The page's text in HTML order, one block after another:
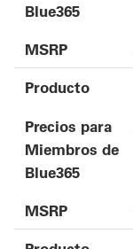
Blue365
MSRP
Producto
Precios para
Miembros de
Blue365
MSRP